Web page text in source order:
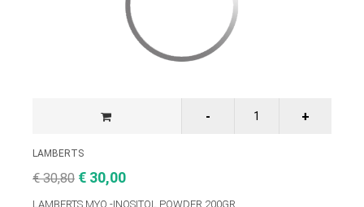
LAMBERTS
€ 30,80 € 30,00
LAMBERTS MYO -INOSITOL POWDER 200GR